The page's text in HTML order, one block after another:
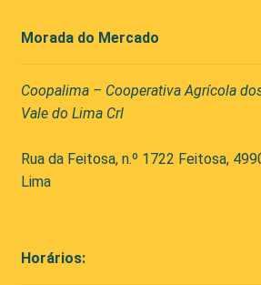
Morada do Mercado
Coopalima – Cooperativa Agrícola
Vale do Lima Crl
Rua da Feitosa, n.º 1722 Feitosa,
Lima
Horários: